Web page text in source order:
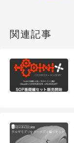
関連記事